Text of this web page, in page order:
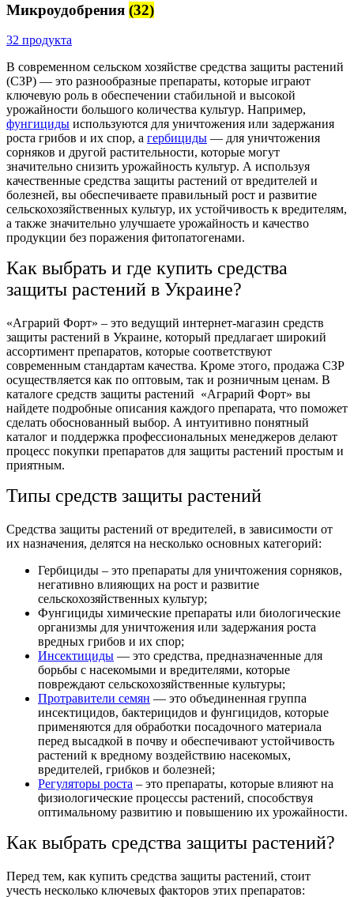
В современном сельском хозяйстве средства защиты растений
(СЗР) — это разнообразные препараты, которые играют
ключевую роль в обеспечении стабильной и высокой
урожайности большого количества культур. Например,
фунгициды используются для уничтожения или задержания
роста грибов и их спор, а гербициды — для уничтожения
сорняков и другой растительности, которые могут
значительно снизить урожайность культур. А используя
качественные средства защиты растений от вредителей и
болезней, вы обеспечиваете правильный рост и развитие
сельскохозяйственных культур, их устойчивость к вредителям,
а также значительно улучшаете урожайность и качество
продукции без поражения фитопатогенами.
Как выбрать и где купить средства
защиты растений в Украине?
«Аграрий Форт» – это ведущий интернет-магазин средств
защиты растений в Украине, который предлагает широкий
ассортимент препаратов, которые соответствуют
современным стандартам качества. Кроме этого, продажа СЗР
осуществляется как по оптовым, так и розничным ценам. В
каталоге средств защиты растений «Аграрий Форт» вы
найдете подробные описания каждого препарата, что поможет
сделать обоснованный выбор. А интуитивно понятный
каталог и поддержка профессиональных менеджеров делают
процесс покупки препаратов для защиты растений простым и
приятным.
Типы средств защиты растений
Средства защиты растений от вредителей, в зависимости от
их назначения, делятся на несколько основных категорий:
Гербициды – это препараты для уничтожения сорняков,
негативно влияющих на рост и развитие
сельскохозяйственных культур;
Фунгициды химические препараты или биологические
организмы для уничтожения или задержания роста
вредных грибов и их спор;
Инсектициды — это средства, предназначенные для
борьбы с насекомыми и вредителями, которые
повреждают сельскохозяйственные культуры;
Протравители семян — это объединенная группа
инсектицидов, бактерицидов и фунгицидов, которые
применяются для обработки посадочного материала
перед высадкой в ​​почву и обеспечивают устойчивость
растений к вредному воздействию насекомых,
вредителей, грибков и болезней;
Регуляторы роста – это препараты, которые влияют на
физиологические процессы растений, способствуя
оптимальному развитию и повышению их урожайности.
Как выбрать средства защиты растений?
Перед тем, как купить средства защиты растений, стоит
учесть несколько ключевых факторов этих препаратов:
Микроудобрения (32)
32 продукта